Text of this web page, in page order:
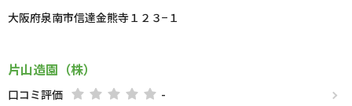
大阪府泉南市信達金熊寺１２３−１
片山造園（株）
口コミ評価
-